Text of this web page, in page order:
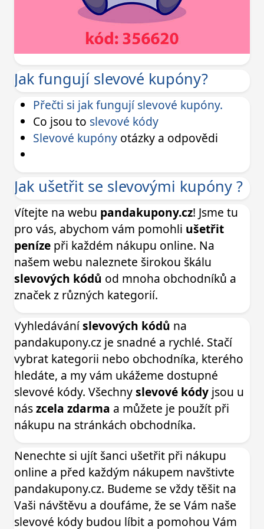
Jak fungují slevové kupóny?
Přečti si jak fungují slevové kupóny.
Co jsou to slevové kódy
Slevové kupóny otázky a odpovědi
Jak ušetřit se slevovými kupóny ?
Vítejte na webu pandakupony.cz! Jsme tu
pro vás, abychom vám pomohli ušetřit
peníze při každém nákupu online. Na
našem webu naleznete širokou škálu
slevových kódů od mnoha obchodníků a
značek z různých kategorií.
Vyhledáváníslevových kódů na
pandakupony.cz je snadné a rychlé. Stačí
vybrat kategorii nebo obchodníka, kterého
hledáte, a my vám ukážeme dostupné
slevové kódy. Všechnyslevové kódy jsou u
nászcela zdarma a můžete je použít při
nákupu na stránkách obchodníka.
Nenechte si ujít šanci ušetřit při nákupu
online a před každým nákupem navštivte
pandakupony.cz. Budeme se vždy těšit na
Vaši návštěvu a doufáme, že se Vám naše
slevové kódy budou líbit a pomohou Vám